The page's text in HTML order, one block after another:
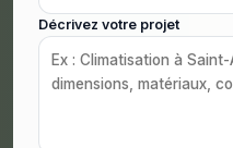
Décrivez votre projet